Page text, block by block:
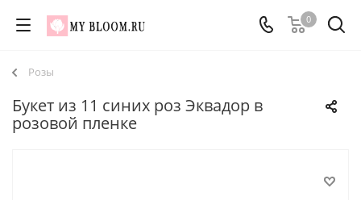
0
Розы
Букет из 11 синих роз Эквадор в
розовой пленке